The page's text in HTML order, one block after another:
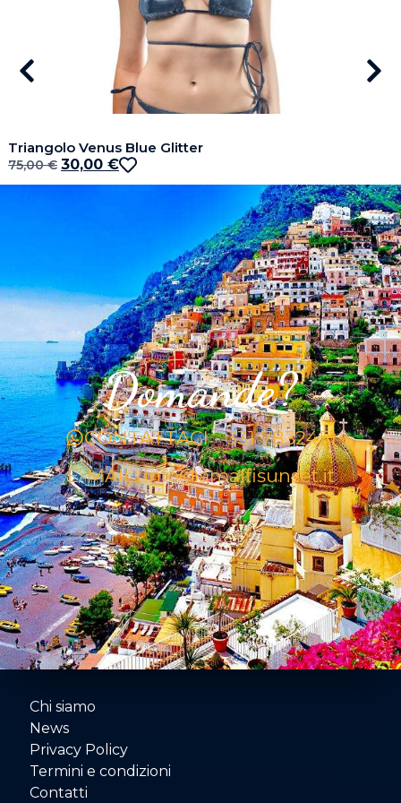
Triangolo Venus Blue Glitter
75,00€ 30,00 €
Domande?
CONTATTACI - 331 7832451
E-MAIL: info@amalfisunset.it
Chi siamo
News
Privacy Policy
Termini e condizioni
Contatti